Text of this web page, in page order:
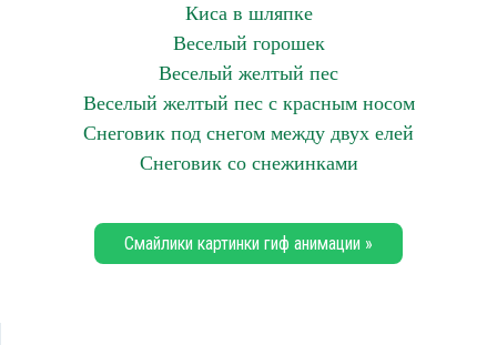
Киса в шляпке
Веселый горошек
Веселый желтый пес
Веселый желтый пес с красным носом
Снеговик под снегом между двух елей
Снеговик со снежинками
Смайлики картинки гиф анимации »